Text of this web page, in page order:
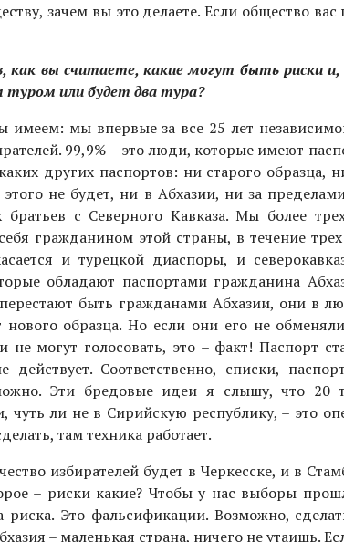
зачем вы это делаете. Если общество
как вы считаете, какие могут быть риски
или будет два тура?
имеем: мы впервые за все 25 лет
99,9% – это люди, которые имеют
других паспортов: ни старого
этого не будет, ни в Абхазии, ни за
с Северного Кавказа. Мы более
гражданином этой страны, в течение
и турецкой диаспоры, и
обладают паспортами гражданина
быть гражданами Абхазии, они в
нового образца. Но если они его не
не могут голосовать, это – факт! Паспорт
Соответственно, списки,
Эти бредовые идеи я слышу, что 20
чуть ли не в Сирийскую республику, – это
там техника работает.
избирателей будет в Черкесске, и в
– риски какие? Чтобы у нас выборы
риска. Это фальсификации. Возможно,
– маленькая страна, ничего не утаишь.